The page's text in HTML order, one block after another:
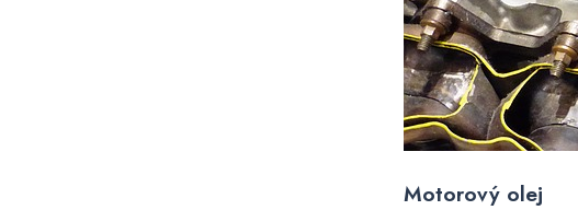
Motorový olej